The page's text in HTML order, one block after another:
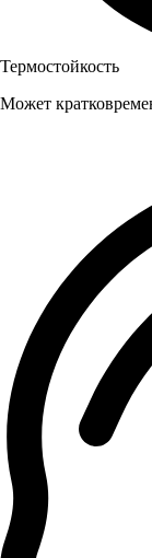
Термостойкость
Может